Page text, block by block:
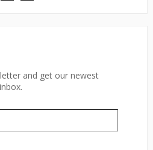
and get our newest